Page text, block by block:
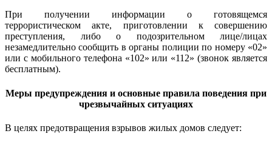
При получении информации о готовящемся
террористическом акте, приготовлении к совершению
преступления, либо о подозрительном лице/лицах
незамедлительно сообщить в органы полиции по номеру «02»
или с мобильного телефона «102» или «112» (звонок является
бесплатным).
Меры предупреждения и основные правила поведения при
чрезвычайных ситуациях
В целях предотвращения взрывов жилых домов следует: